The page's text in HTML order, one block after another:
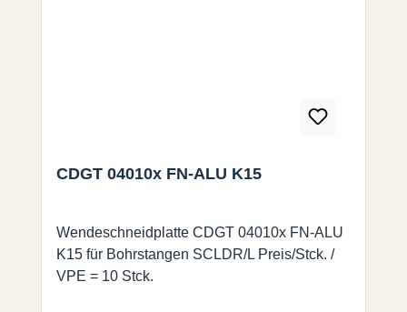
CDGT 04010x FN-ALU K15
Wendeschneidplatte CDGT 04010x FN-ALU
K15 für Bohrstangen SCLDR/L Preis/Stck. /
VPE = 10 Stck.